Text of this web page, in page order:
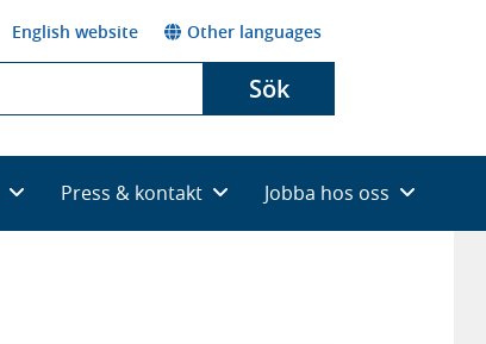
English website Other languages
Sök
Press & kontakt Jobba hos oss